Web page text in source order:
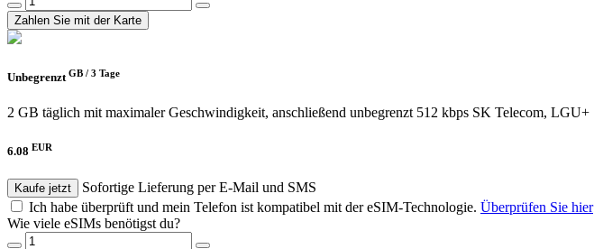
Zahlen Sie mit der Karte
UnbegrenztGB / 3 Tage
2 GB täglich mit maximaler Geschwindigkeit, anschließend unbegrenzt 512 kbps SK Telecom, LGU+
6.08 EUR
Kaufe jetzt
Sofortige Lieferung per E-Mail und SMS
Ich habe überprüft und mein Telefon ist kompatibel mit der eSIM-Technologie. Überprüfen Sie hier
Wie viele eSIMs benötigst du?